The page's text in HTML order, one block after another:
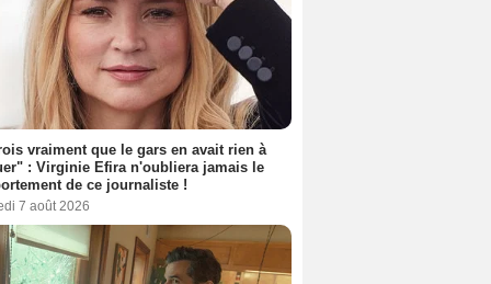
vraiment que le gars en avait rien à
: Virginie Efira n'oubliera jamais le
de ce journaliste !
7 août 2026